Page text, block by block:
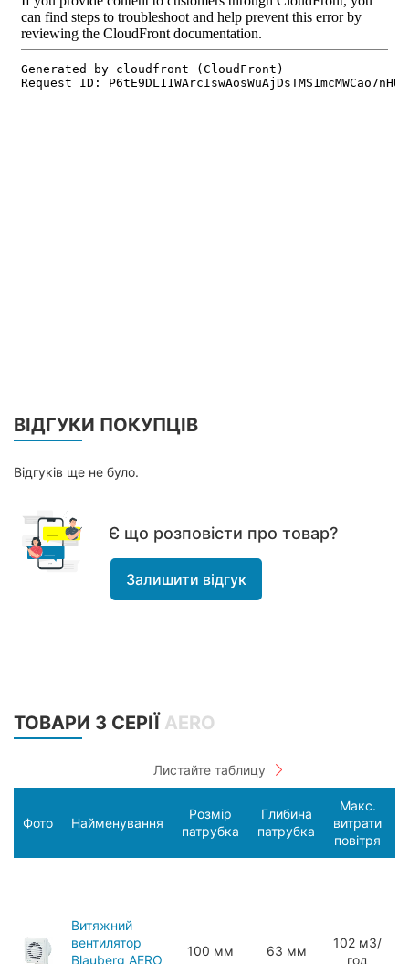
ВІДГУКИ ПОКУПЦІВ
Відгуків ще не було.
Є що розповісти про товар?
Залишити відгук
ТОВАРИ З СЕРІЇ AERO
Фото Найменування
Розмір
патрубка
Глибина
патрубка
Макс.
витрати
повітря
Витяжний
вентилятор
Blauberg AERO
100 мм 63 мм
102 мЗ/
год